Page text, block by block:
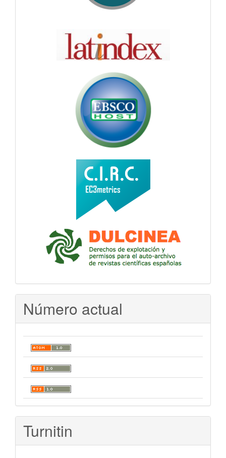
Número actual
Turnitin